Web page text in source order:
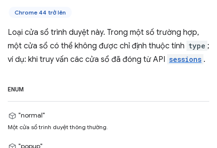
Chrome 44 trở lên
Loại cửa sổ trình duyệt này. Trong một số trường hợp,
một cửa sổ có thể không được chỉ định thuộc tính type ;
ví dụ: khi truy vấn các cửa sổ đã đóng từ API sessions .
ENUM
"normal"
Một cửa sổ trình duyệt thông thường.
"popup"